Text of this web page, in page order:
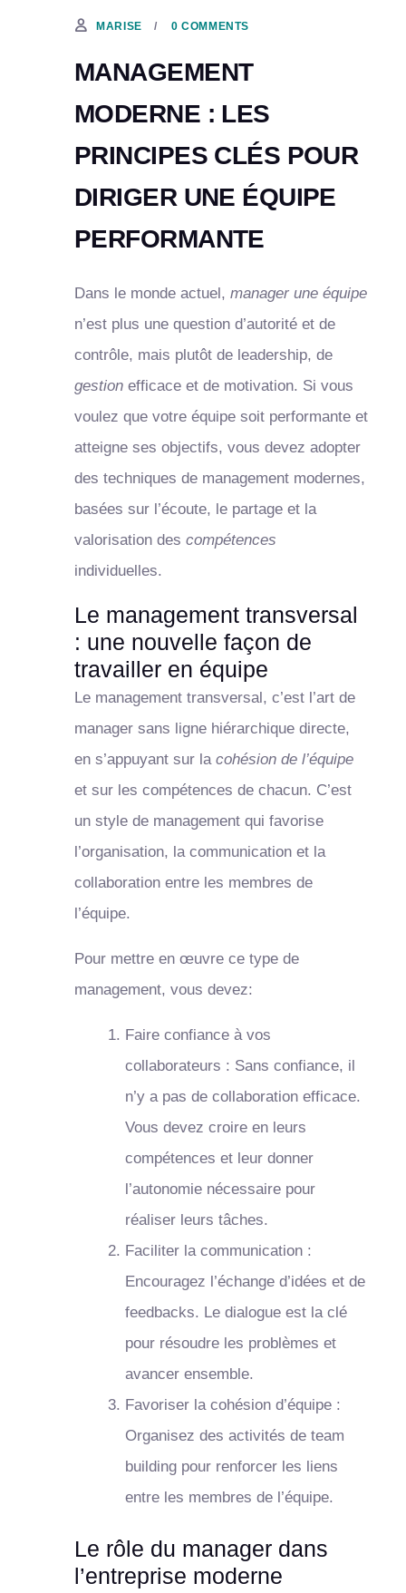
MARISE 0 COMMENTS
MANAGEMENT
MODERNE : LES
PRINCIPES CLÉS POUR
DIRIGER UNE ÉQUIPE
PERFORMANTE
Dans le monde actuel, manager une équipe
n’est plus une question d’autorité et de
contrôle, mais plutôt de leadership, de
gestion efficace et de motivation. Si vous
voulez que votre équipe soit performante et
atteigne ses objectifs, vous devez adopter
des techniques de management modernes,
basées sur l’écoute, le partage et la
valorisation des compétences
individuelles.
Le management transversal
: une nouvelle façon de
travailler en équipe
Le management transversal, c’est l’art de
manager sans ligne hiérarchique directe,
en s’appuyant sur la cohésion de l’équipe
et sur les compétences de chacun. C’est
un style de management qui favorise
l’organisation, la communication et la
collaboration entre les membres de
l’équipe.
Pour mettre en œuvre ce type de
management, vous devez:
Faire confiance à vos
collaborateurs : Sans confiance, il
n’y a pas de collaboration efficace.
Vous devez croire en leurs
compétences et leur donner
l’autonomie nécessaire pour
réaliser leurs tâches.
Faciliter la communication :
Encouragez l’échange d’idées et de
feedbacks. Le dialogue est la clé
pour résoudre les problèmes et
avancer ensemble.
Favoriser la cohésion d’équipe :
Organisez des activités de team
building pour renforcer les liens
entre les membres de l’équipe.
Le rôle du manager dans
l’entreprise moderne